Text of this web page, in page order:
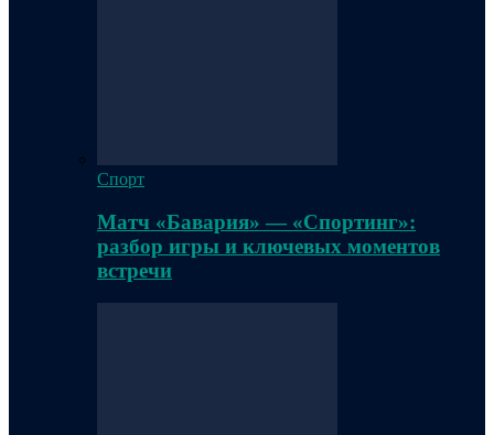
Спорт
Матч «Бавария» — «Спортинг»:
разбор игры и ключевых моментов
встречи